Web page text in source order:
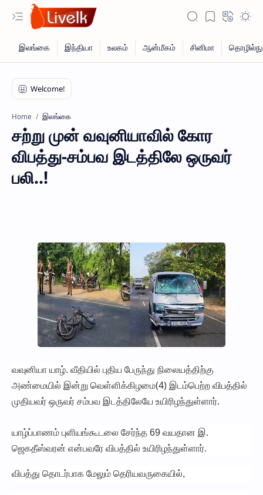
Home இலங்கை
சற்று முன் வவுனியாவில் கோர
விபத்து-சம்பவ இடத்திலே ஒருவர்
பலி..!
வவுனியா யாழ். வீதியில் புதிய பேருந்து நிலையத்திற்கு
அண்மையில் இன்று வெள்ளிக்கிழமை(4) இடம்பெற்ற விபத்தில்
முதியவர் ஒருவர் சம்பவ இடத்திலேயே உயிரிழந்துள்ளார்.
யாழ்ப்பாணம் புளியங்கூடலை சேர்ந்த 69 வயதான இ.
ஜெகதீஸ்வரன் என்பவரே விபத்தில் உயிரிழந்துள்ளார்.
விபத்து தொடர்பாக மேலும் தெரியவருகையில்,